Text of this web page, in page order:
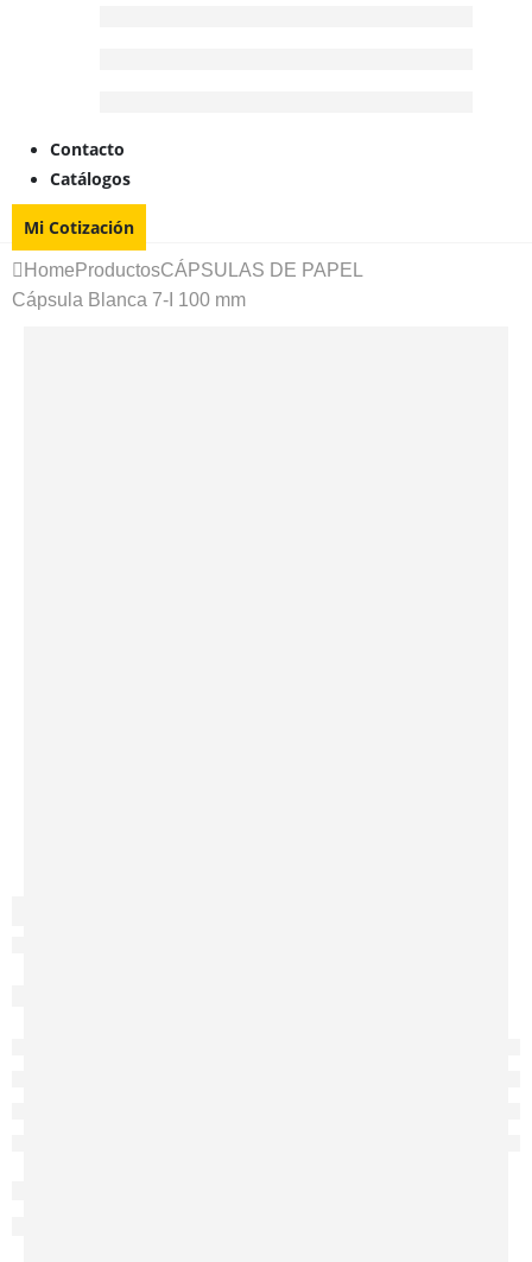
Contacto
Catálogos
Mi Cotización
Home ProductosCÁPSULAS DE PAPEL
Cápsula Blanca 7-I 100 mm